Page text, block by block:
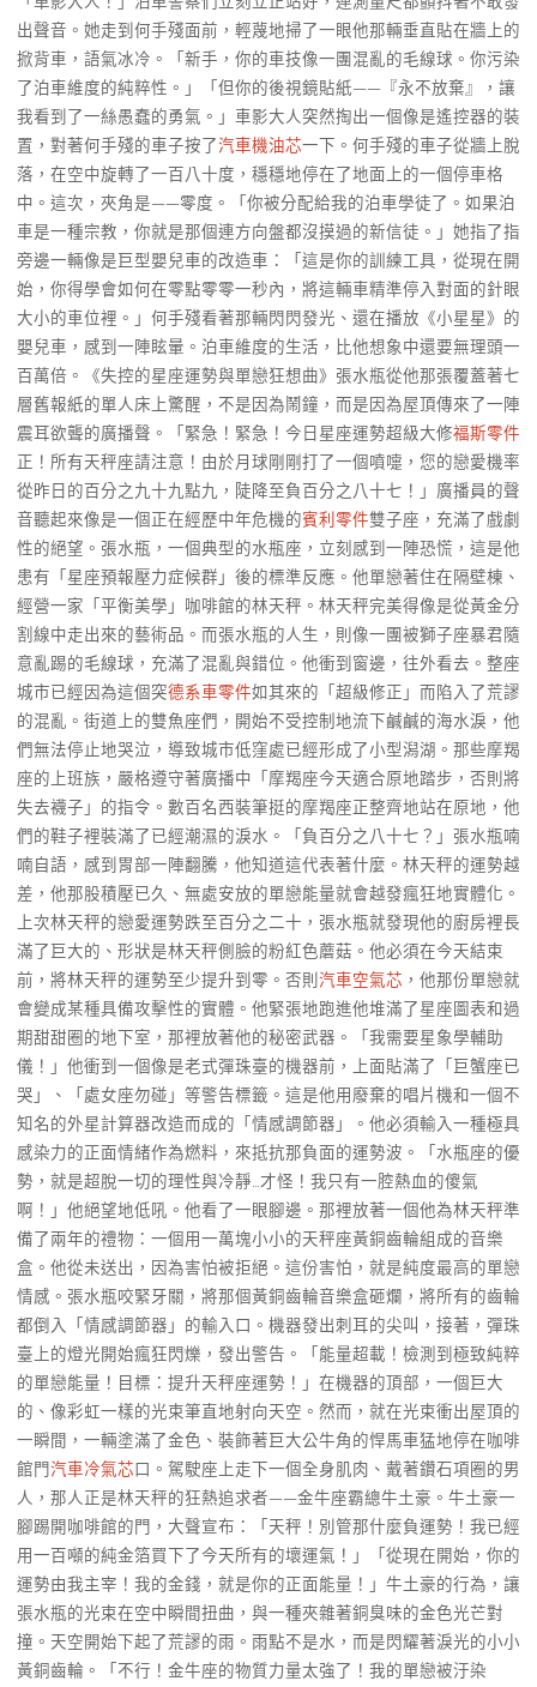
出聲音。她走到何手殘面前，輕蔑地掃了一眼他那輛垂直貼在牆上的
掀背車，語氣冰冷。「新手，你的車技像一團混亂的毛線球。你污染
了泊車維度的純粹性。」「但你的後視鏡貼紙——『永不放棄』，讓
我看到了一絲愚蠢的勇氣。」車影大人突然掏出一個像是遙控器的裝
置，對著何手殘的車子按了汽車機油芯一下。何手殘的車子從牆上脫
落，在空中旋轉了一百八十度，穩穩地停在了地面上的一個停車格
中。這次，夾角是——零度。「你被分配給我的泊車學徒了。如果泊
車是一種宗教，你就是那個連方向盤都沒摸過的新信徒。」她指了指
旁邊一輛像是巨型嬰兒車的改造車：「這是你的訓練工具，從現在開
始，你得學會如何在零點零零一秒內，將這輛車精準停入對面的針眼
大小的車位裡。」何手殘看著那輛閃閃發光、還在播放《小星星》的
嬰兒車，感到一陣眩暈。泊車維度的生活，比他想象中還要無理頭一
百萬倍。《失控的星座運勢與單戀狂想曲》張水瓶從他那張覆蓋著七
層舊報紙的單人床上驚醒，不是因為鬧鐘，而是因為屋頂傳來了一陣
震耳欲聾的廣播聲。「緊急！緊急！今日星座運勢超級大修福斯零件
正！所有天秤座請注意！由於月球剛剛打了一個噴嚏，您的戀愛機率
從昨日的百分之九十九點九，陡降至負百分之八十七！」廣播員的聲
音聽起來像是一個正在經歷中年危機的賓利零件雙子座，充滿了戲劇
性的絕望。張水瓶，一個典型的水瓶座，立刻感到一陣恐慌，這是他
患有「星座預報壓力症候群」後的標準反應。他單戀著住在隔壁棟、
經營一家「平衡美學」咖啡館的林天秤。林天秤完美得像是從黃金分
割線中走出來的藝術品。而張水瓶的人生，則像一團被獅子座暴君隨
意亂踢的毛線球，充滿了混亂與錯位。他衝到窗邊，往外看去。整座
城市已經因為這個突德系車零件如其來的「超級修正」而陷入了荒謬
的混亂。街道上的雙魚座們，開始不受控制地流下鹹鹹的海水淚，他
們無法停止地哭泣，導致城市低窪處已經形成了小型潟湖。那些摩羯
座的上班族，嚴格遵守著廣播中「摩羯座今天適合原地踏步，否則將
失去襪子」的指令。數百名西裝筆挺的摩羯座正整齊地站在原地，他
們的鞋子裡裝滿了已經潮濕的淚水。「負百分之八十七？」張水瓶喃
喃自語，感到胃部一陣翻騰，他知道這代表著什麼。林天秤的運勢越
差，他那股積壓已久、無處安放的單戀能量就會越發瘋狂地實體化。
上次林天秤的戀愛運勢跌至百分之二十，張水瓶就發現他的廚房裡長
滿了巨大的、形狀是林天秤側臉的粉紅色蘑菇。他必須在今天結束
前，將林天秤的運勢至少提升到零。否則 汽車空氣芯 ，他那份單戀就
會變成某種具備攻擊性的實體。他緊張地跑進他堆滿了星座圖表和過
期甜甜圈的地下室，那裡放著他的秘密武器。「我需要星象學輔助
儀！」他衝到一個像是老式彈珠臺的機器前，上面貼滿了「巨蟹座已
哭」、「處女座勿碰」等警告標籤。這是他用廢棄的唱片機和一個不
知名的外星計算器改造而成的「情感調節器」。他必須輸入一種極具
感染力的正面情緒作為燃料，來抵抗那負面的運勢波。「水瓶座的優
勢，就是超脫一切的理性與冷靜…才怪！我只有一腔熱血的傻氣
啊！」他絕望地低吼。他看了一眼腳邊。那裡放著一個他為林天秤準
備了兩年的禮物：一個用一萬塊小小的天秤座黃銅齒輪組成的音樂
盒。他從未送出，因為害怕被拒絕。這份害怕，就是純度最高的單戀
情感。張水瓶咬緊牙關，將那個黃銅齒輪音樂盒砸爛，將所有的齒輪
都倒入「情感調節器」的輸入口。機器發出刺耳的尖叫，接著，彈珠
臺上的燈光開始瘋狂閃爍，發出警告。「能量超載！檢測到極致純粹
的單戀能量！目標：提升天秤座運勢！」在機器的頂部，一個巨大
的、像彩虹一樣的光束筆直地射向天空。然而，就在光束衝出屋頂的
一瞬間，一輛塗滿了金色、裝飾著巨大公牛角的悍馬車猛地停在咖啡
館門汽車冷氣芯口。駕駛座上走下一個全身肌肉、戴著鑽石項圈的男
人，那人正是林天秤的狂熱追求者——金牛座霸總牛土豪。牛土豪一
腳踢開咖啡館的門，大聲宣布：「天秤！別管那什麼負運勢！我已經
用一百噸的純金箔買下了今天所有的壞運氣！」「從現在開始，你的
運勢由我主宰！我的金錢，就是你的正面能量！」牛土豪的行為，讓
張水瓶的光束在空中瞬間扭曲，與一種夾雜著銅臭味的金色光芒對
撞。天空開始下起了荒謬的雨。雨點不是水，而是閃耀著淚光的小小
黃銅齒輪。「不行！金牛座的物質力量太強了！我的單戀被汙染